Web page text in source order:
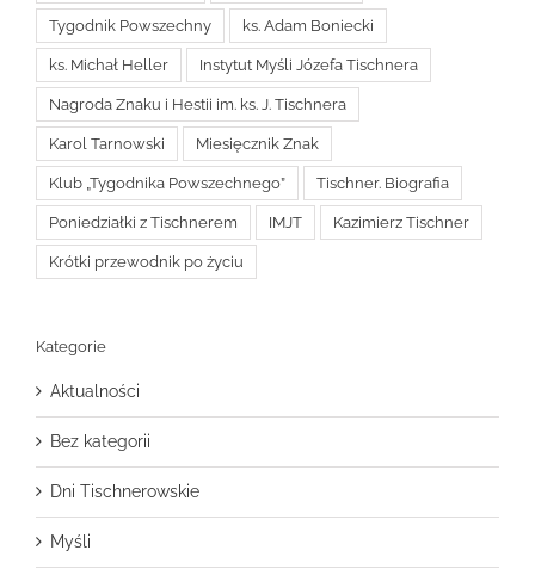
Tygodnik Powszechny ks. Adam Boniecki
ks. Michał Heller Instytut Myśli Józefa Tischnera
Nagroda Znaku i Hestii im. ks. J. Tischnera
Karol Tarnowski Miesięcznik Znak
Klub „Tygodnika Powszechnego” Tischner. Biografia
Poniedziałki z Tischnerem IMJT Kazimierz Tischner
Krótki przewodnik po życiu
Kategorie
Aktualności
Bez kategorii
Dni Tischnerowskie
Myśli